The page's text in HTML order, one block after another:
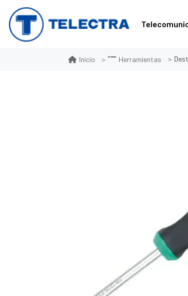
Inicio Herramientas